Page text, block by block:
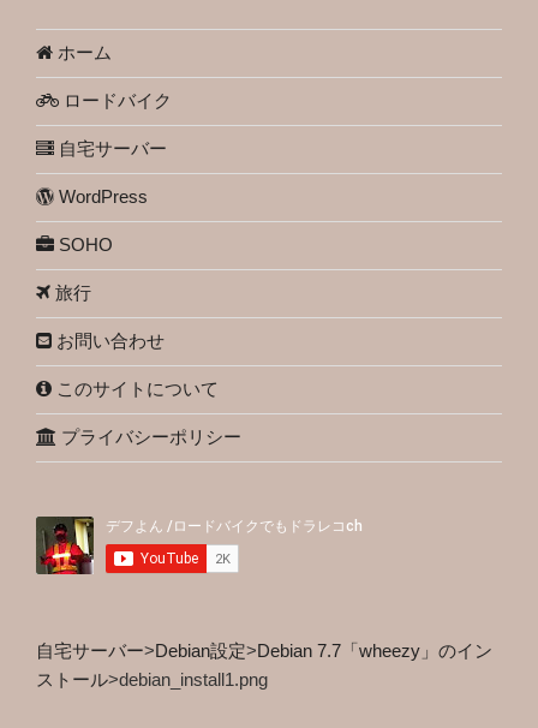
ホーム
ロードバイク
自宅サーバー
WordPress
SOHO
旅行
お問い合わせ
このサイトについて
プライバシーポリシー
自宅サーバー>Debian設定>Debian 7.7「wheezy」のイン
ストール>debian_install1.png